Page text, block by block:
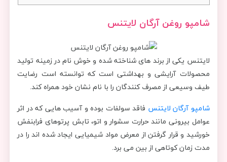
شامپو روغن آرگان لایتنس
لایتنس یکی از برند های شناخته شده و خوش نام در زمینه تولید
محصولات آرایشی و بهداشتی است که توانسته است رضایت
طیف وسیعی از مصرف کنندگان را با نام نشان خود همراه کند.
شامپو آرگان لایتنس فاقد سولفات بوده و آسیب هایی که در اثر
عوامل بیرونی مانند حرارت سشوار و اتو، تابش پرتوهای فرابنفش
خورشید و قرار گرفتن از معرض مواد شیمیایی ایجاد شده اند را در
مدت زمان کوتاهی از بین می برد.